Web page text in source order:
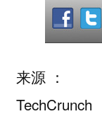
来源 ：
TechCrunch